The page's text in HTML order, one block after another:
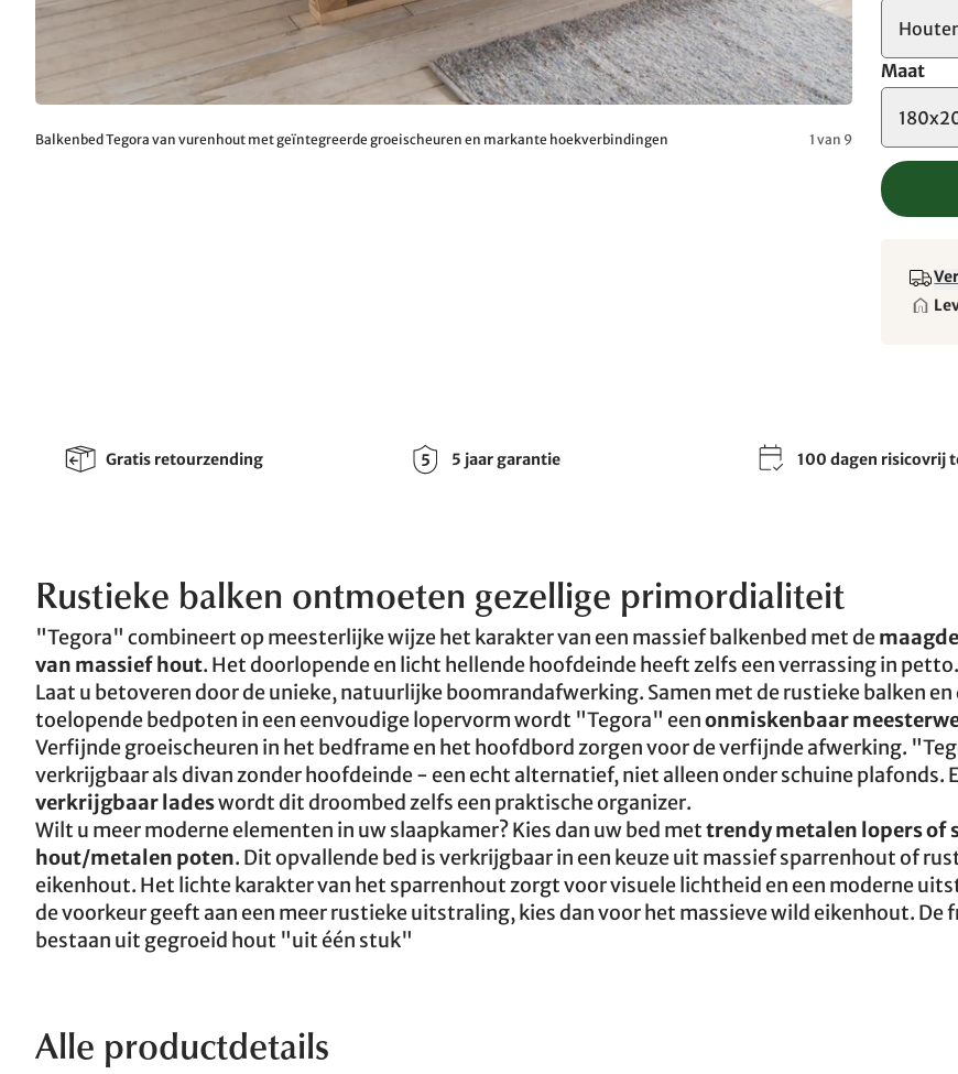
Balkenbed Tegora van vurenhout met geïntegreerde groeischeuren en markante hoekverbindingen 1 van 9
Maat
Gratis retourzending 5 jaar garantie 100 dagen risicovrij
Rustieke balken ontmoeten gezellige primordialiteit
"Tegora" combineert op meesterlijke wijze het karakter van een massief balkenbed met de
van massief hout. Het doorlopende en licht hellende hoofdeinde heeft zelfs een verrassing in
Laat u betoveren door de unieke, natuurlijke boomrandafwerking. Samen met de rustieke balken
toelopende bedpoten in een eenvoudige lopervorm wordt "Tegora" eenonmiskenbaar
Verfijnde groeischeuren in het bedframe en het hoofdbord zorgen voor de verfijnde afwerking.
verkrijgbaar als divan zonder hoofdeinde - een echt alternatief, niet alleen onder schuine plafonds.
verkrijgbaar ladeswordt dit droombed zelfs een praktische organizer.
Wilt u meer moderne elementen in uw slaapkamer? Kies dan uw bed mettrendy metalen lopers of
hout/metalen poten. Dit opvallende bed is verkrijgbaar in een keuze uit massief sparrenhout of
eikenhout. Het lichte karakter van het sparrenhout zorgt voor visuele lichtheid en een moderne
de voorkeur geeft aan een meer rustieke uitstraling, kies dan voor het massieve wild eikenhout. De
bestaan uit gegroeid hout "uit één stuk"
Alle productdetails